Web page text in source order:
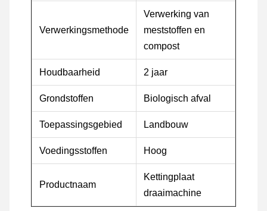
Verwerkingsmethode
Verwerking van
meststoffen en
compost
Houdbaarheid 2 jaar
Grondstoffen Biologisch afval
Toepassingsgebied Landbouw
Voedingsstoffen Hoog
Productnaam
Kettingplaat
draaimachine